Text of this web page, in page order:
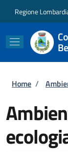
Regione
Briciole
Home /